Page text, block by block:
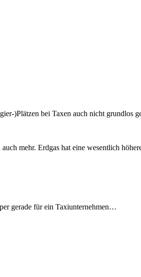
)Plätzen bei Taxen auch nicht grundlos
mehr. Erdgas hat eine wesentlich
gerade für ein Taxiunternehmen…